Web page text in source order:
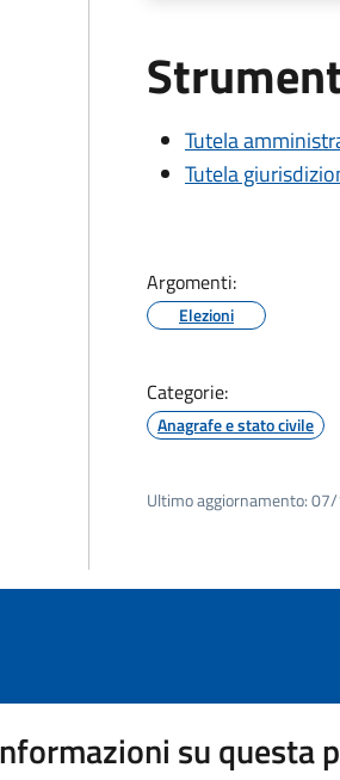
Tutela
Tutela
Argomenti:
Elezioni
Categorie:
Anagrafe e stato civile
Ultimo aggiornamento:07/
su questa